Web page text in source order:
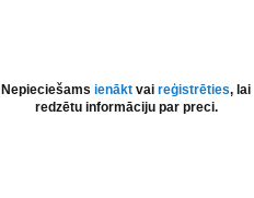
Nepieciešamsienākt vaireģistrēties, lai
redzētu informāciju par preci.